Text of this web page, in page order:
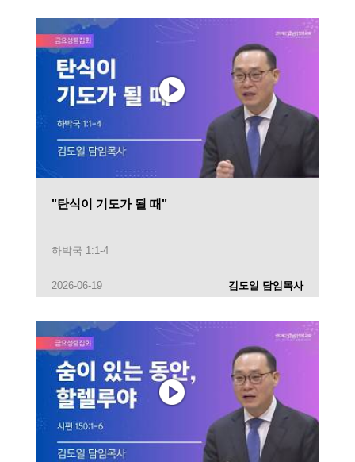
"탄식이 기도가 될 때"
하박국 1:1-4
2026-06-19 김도일 담임목사